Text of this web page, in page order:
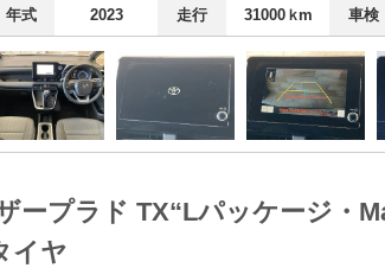
年式 2023 走行 31000ｋm 車検
ープラド TX“Lパッケージ・
イヤ